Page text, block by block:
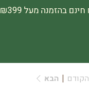
הקודם הבא